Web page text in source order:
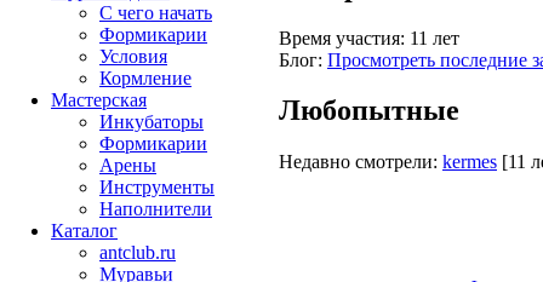
Время участия: 11 лет
Блог: Просмотреть последние
Любопытные
Недавно смотрели: kermes [11
С чего начать
Формикарии
Условия
Кормление
Мастерская
Инкубаторы
Формикарии
Арены
Инструменты
Наполнители
Каталог
antclub.ru
Муравьи